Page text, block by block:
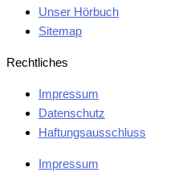
Unser Hörbuch
Sitemap
Rechtliches
Impressum
Datenschutz
Haftungsausschluss
Impressum